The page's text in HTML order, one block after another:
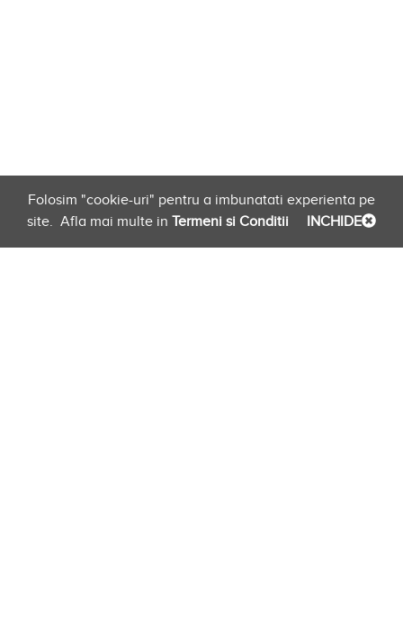
Folosim "cookie-uri" pentru a imbunatati experienta pe
site. Afla mai multe in Termeni si Conditii INCHIDE